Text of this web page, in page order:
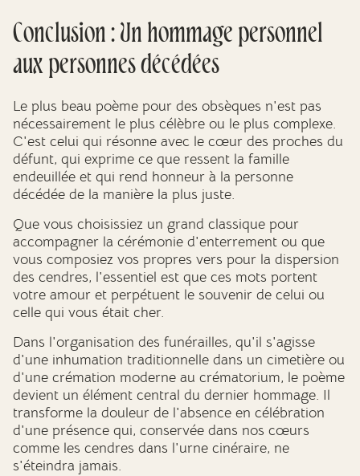
Conclusion : Un hommage personnel
aux personnes décédées
Le plus beau poème pour des obsèques n'est pas
nécessairement le plus célèbre ou le plus complexe.
C'est celui qui résonne avec le cœur des proches du
défunt, qui exprime ce que ressent la famille
endeuillée et qui rend honneur à la personne
décédée de la manière la plus juste.
Que vous choisissiez un grand classique pour
accompagner la cérémonie d'enterrement ou que
vous composiez vos propres vers pour la dispersion
des cendres, l'essentiel est que ces mots portent
votre amour et perpétuent le souvenir de celui ou
celle qui vous était cher.
Dans l'organisation des funérailles, qu'il s'agisse
d'une inhumation traditionnelle dans un cimetière ou
d'une crémation moderne au crématorium, le poème
devient un élément central du dernier hommage. Il
transforme la douleur de l'absence en célébration
d'une présence qui, conservée dans nos cœurs
comme les cendres dans l'urne cinéraire, ne
s'éteindra jamais.